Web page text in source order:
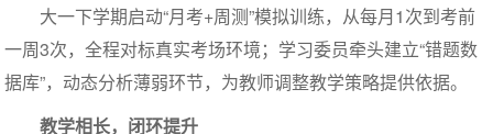
大一下学期启动“月考+周测”模拟训练，从每月1次到考前
一周3次，全程对标真实考场环境；学习委员牵头建立“错题数
据库”，动态分析薄弱环节，为教师调整教学策略提供依据。
教学相长，闭环提升